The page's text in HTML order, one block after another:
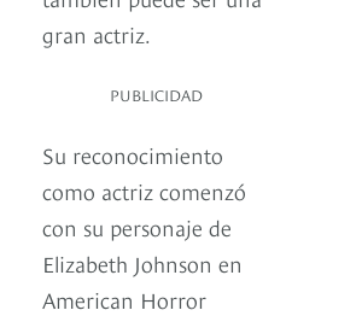
gran actriz.
PUBLICIDAD
Su reconocimiento
como actriz comenzó
con su personaje de
Elizabeth Johnson en
American Horror